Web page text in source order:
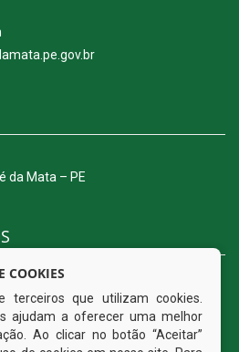
da Mata – PE
COOKIES
terceiros que utilizam cookies.
ajudam a oferecer uma melhor
Ao clicar no botão “Aceitar”